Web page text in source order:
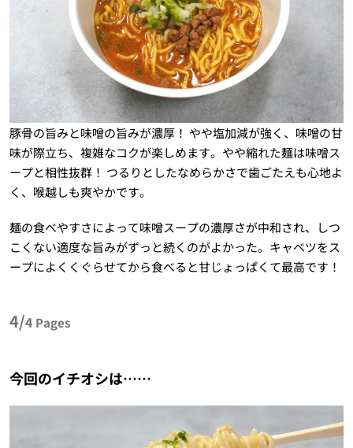
豚骨の旨みと味噌の旨みが濃厚！ やや塩加減が強く、味噌の甘
味が際立ち、複雑なコクが楽しめます。やや縮れた麺は味噌ス
ープと相性抜群！ つるりとしたなめらかさで歯ごたえも心地よ
く、喉越しも爽やかです。
麺の食べやすさによって味噌スープの濃厚さが中和され、しつ
こくない適度な旨みがずっと続くのがよかった。キャベツをス
ープによくくぐらせてから食べると甘じょっぱくて最高です！
4/4 Pages
今回のイチオシは……